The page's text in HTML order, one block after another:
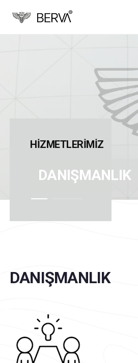
HİZMETLERİMİZ
DANIŞMANLIK
DANIŞMANLIK